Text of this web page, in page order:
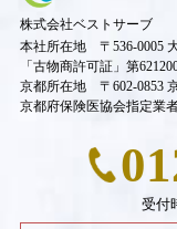
株式会社ベストサーブ
本社所在地 〒536-0005
「古物商許可証」第
京都所在地 〒602-0853
京都府保険医協会指定業
受付